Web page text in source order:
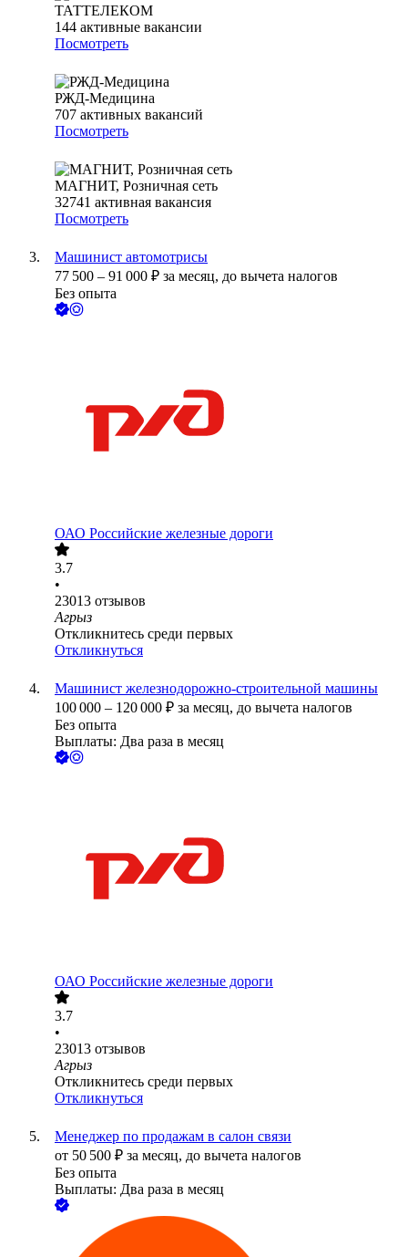
ТАТТЕЛЕКОМ
144 активные вакансии
Посмотреть
РЖД-Медицина
707 активных вакансий
Посмотреть
МАГНИТ, Розничная сеть
32741 активная вакансия
Посмотреть
Машинист автомотрисы
77 500 – 91 000 ₽ за месяц, до вычета налогов
Без опыта
ОАО Российские железные дороги
3.7
•
23013 отзывов
Агрыз
Откликнитесь среди первых
Откликнуться
Машинист железнодорожно-строительной машины
100 000 – 120 000 ₽ за месяц, до вычета налогов
Без опыта
Выплаты: Два раза в месяц
ОАО Российские железные дороги
3.7
•
23013 отзывов
Агрыз
Откликнитесь среди первых
Откликнуться
Менеджер по продажам в салон связи
от 50 500 ₽ за месяц, до вычета налогов
Без опыта
Выплаты: Два раза в месяц